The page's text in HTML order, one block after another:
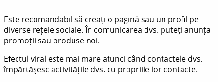
Este recomandabil să creați o pagină sau un profil pe
diverse rețele sociale. În comunicarea dvs. puteți anunța
promoții sau produse noi.
Efectul viral este mai mare atunci când contactele dvs.
împărtășesc activitățile dvs. cu propriile lor contacte.